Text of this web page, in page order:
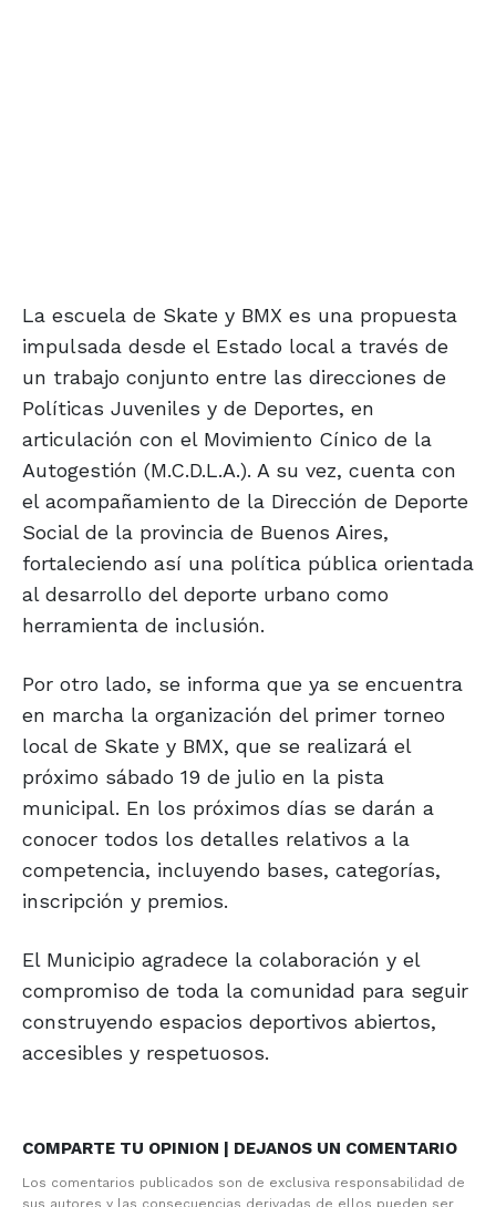
La escuela de Skate y BMX es una propuesta
impulsada desde el Estado local a través de
un trabajo conjunto entre las direcciones de
Políticas Juveniles y de Deportes, en
articulación con el Movimiento Cínico de la
Autogestión (M.C.D.L.A.). A su vez, cuenta con
el acompañamiento de la Dirección de Deporte
Social de la provincia de Buenos Aires,
fortaleciendo así una política pública orientada
al desarrollo del deporte urbano como
herramienta de inclusión.
Por otro lado, se informa que ya se encuentra
en marcha la organización del primer torneo
local de Skate y BMX, que se realizará el
próximo sábado 19 de julio en la pista
municipal. En los próximos días se darán a
conocer todos los detalles relativos a la
competencia, incluyendo bases, categorías,
inscripción y premios.
El Municipio agradece la colaboración y el
compromiso de toda la comunidad para seguir
construyendo espacios deportivos abiertos,
accesibles y respetuosos.
COMPARTE TU OPINION | DEJANOS UN COMENTARIO
Los comentarios publicados son de exclusiva responsabilidad de